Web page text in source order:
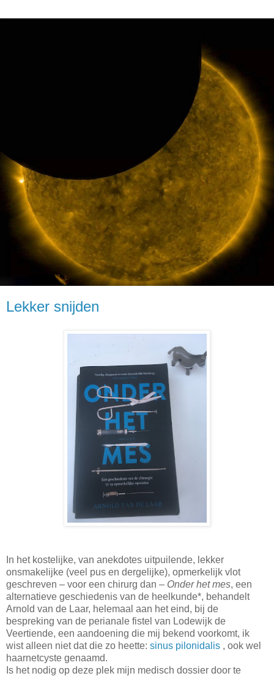
Lekker snijden
In het kostelijke, van anekdotes uitpuilende, lekker
onsmakelijke (veel pus en dergelijke), opmerkelijk vlot
geschreven – voor een chirurg dan – Onder het mes, een
alternatieve geschiedenis van de heelkunde*, behandelt
Arnold van de Laar, helemaal aan het eind, bij de
bespreking van de perianale fistel van Lodewijk de
Veertiende, een aandoening die mij bekend voorkomt, ik
wist alleen niet dat die zo heette: sinus pilonidalis , ook wel
haarnetcyste genaamd.
Is het nodig op deze plek mijn medisch dossier door te